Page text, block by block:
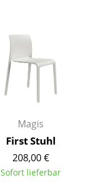
Magis
First Stuhl
208,00 €
Sofort lieferbar